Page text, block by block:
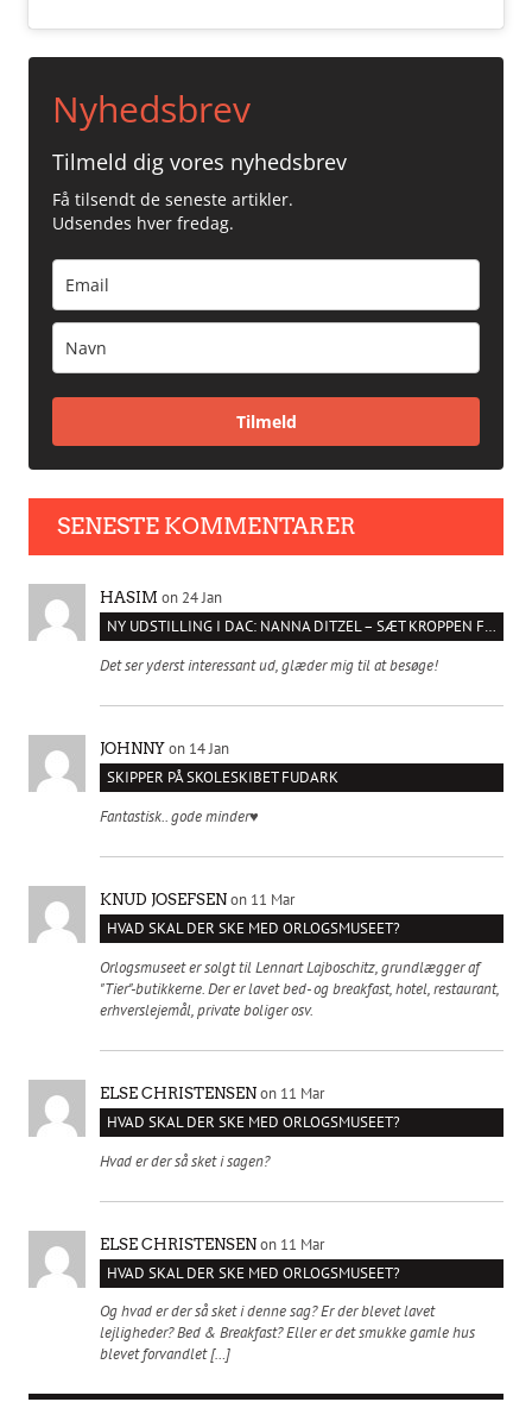
Nyhedsbrev
Tilmeld dig vores nyhedsbrev
Få tilsendt de seneste artikler.
Udsendes hver fredag.
Tilmeld
SENESTE KOMMENTARER
HASIM on 24 Jan
NY UDSTILLING I DAC: NANNA DITZEL – SÆT KROPPEN FRI
Det ser yderst interessant ud, glæder mig til at besøge!
JOHNNY on 14 Jan
SKIPPER PÅ SKOLESKIBET FUDARK
Fantastisk.. gode minder♥️
KNUD JOSEFSEN on 11 Mar
HVAD SKAL DER SKE MED ORLOGSMUSEET?
Orlogsmuseet er solgt til Lennart Lajboschitz, grundlægger af
"Tier"-butikkerne. Der er lavet bed- og breakfast, hotel, restaurant,
erhverslejemål, private boliger osv.
ELSE CHRISTENSEN on 11 Mar
HVAD SKAL DER SKE MED ORLOGSMUSEET?
Hvad er der så sket i sagen?
ELSE CHRISTENSEN on 11 Mar
HVAD SKAL DER SKE MED ORLOGSMUSEET?
Og hvad er der så sket i denne sag? Er der blevet lavet
lejligheder? Bed & Breakfast? Eller er det smukke gamle hus
blevet forvandlet […]